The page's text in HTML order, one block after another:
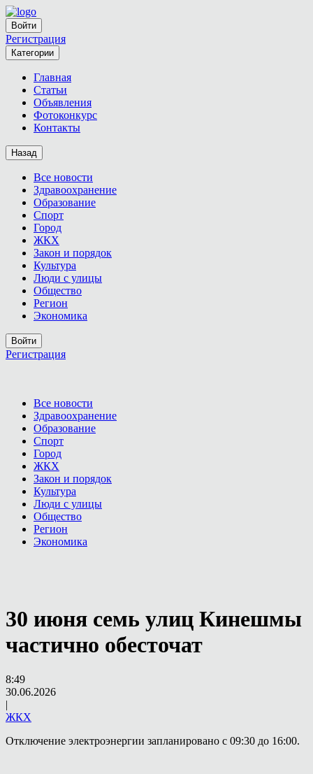
Войти
Регистрация
Категории
Главная
Статьи
Объявления
Фотоконкурс
Контакты
Назад
Все новости
Здравоохранение
Образование
Спорт
Город
ЖКХ
Закон и порядок
Культура
Люди с улицы
Общество
Регион
Экономика
Войти
Регистрация
Все новости
Здравоохранение
Образование
Спорт
Город
ЖКХ
Закон и порядок
Культура
Люди с улицы
Общество
Регион
Экономика
30 июня семь улиц Кинешмы
частично обесточат
8:49
30.06.2026
|
ЖКХ
Отключение электроэнергии запланировано с 09:30 до 16:00.